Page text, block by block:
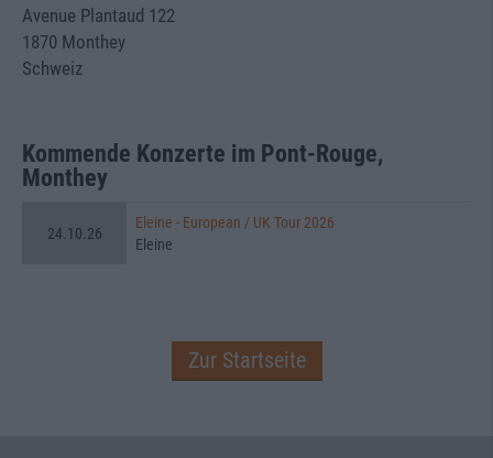
Avenue Plantaud 122
1870 Monthey
Schweiz
Kommende Konzerte im Pont-Rouge,
Monthey
24.10.26
Eleine - European / UK Tour 2026
Eleine
Zur Startseite